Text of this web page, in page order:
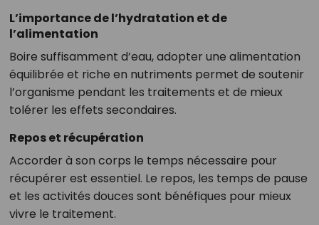
L’importance de l’hydratation et de
l’alimentation
Boire suffisamment d’eau, adopter une alimentation
équilibrée et riche en nutriments permet de soutenir
l’organisme pendant les traitements et de mieux
tolérer les effets secondaires.
Repos et récupération
Accorder à son corps le temps nécessaire pour
récupérer est essentiel. Le repos, les temps de pause
et les activités douces sont bénéfiques pour mieux
vivre le traitement.